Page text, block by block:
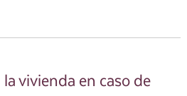
la vivienda en caso de